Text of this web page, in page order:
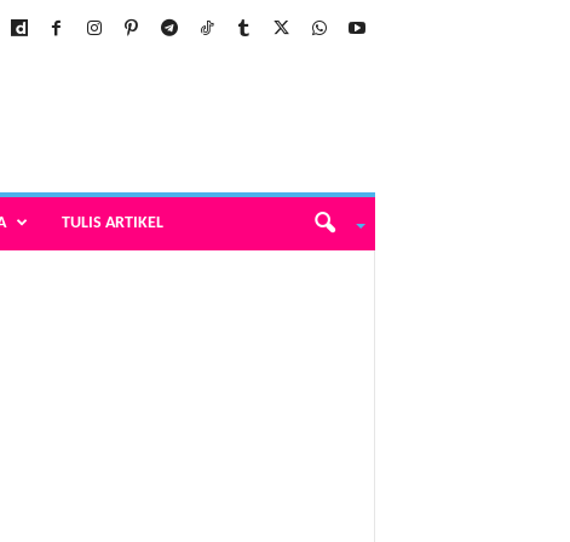
TULIS ARTIKEL